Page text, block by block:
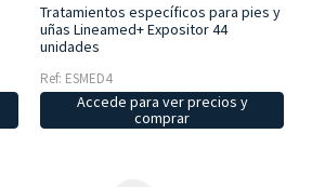
Tratamientos específicos para pies y
uñas Lineamed+ Expositor 44
unidades
Ref: ESMED4
Accede para ver precios y
comprar